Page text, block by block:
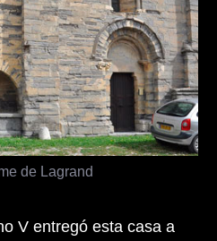
de Lagrand
V entregó esta casa a